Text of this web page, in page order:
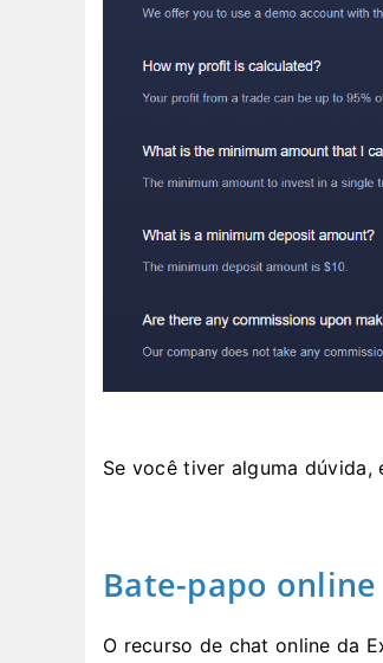
Se você tiver alguma dúvida,
Bate-papo online
O recurso de chat online da